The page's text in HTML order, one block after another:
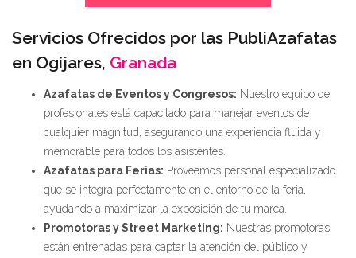
Servicios Ofrecidos por las PubliAzafatas
en Ogíjares, Granada
Azafatas de Eventos y Congresos: Nuestro equipo de
profesionales está capacitado para manejar eventos de
cualquier magnitud, asegurando una experiencia fluida y
memorable para todos los asistentes.
Azafatas para Ferias: Proveemos personal especializado
que se integra perfectamente en el entorno de la feria,
ayudando a maximizar la exposición de tu marca.
Promotoras y Street Marketing: Nuestras promotoras
están entrenadas para captar la atención del público y